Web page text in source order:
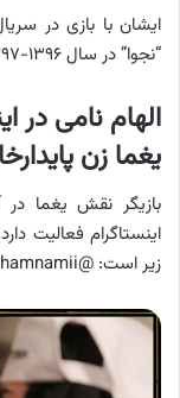
ایشان با بازی در
“نجوا” در سال ۱۳۹۶-۱۳۹۷ وارد تلویزیون و صداوسیما شد.
الهام نامی در
یغما زن
بازیگر نقش یغما در
اینستاگرام فعالیت
زیر است: @elhamnamii